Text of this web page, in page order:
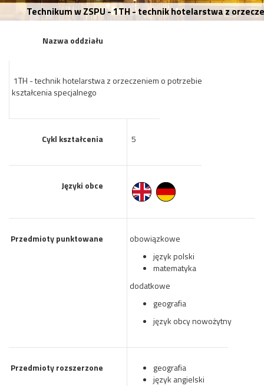
Technikum w ZSPU - 1TH - technik hotelarstwa z
Nazwa oddziału
1TH - technik hotelarstwa z orzeczeniem o potrzebie
kształcenia specjalnego
Cykl kształcenia 5
Języki obce
Przedmioty punktowane
obowiązkowe
język polski
matematyka
dodatkowe
geografia
język obcy nowożytny
Przedmioty rozszerzone
geografia
język angielski